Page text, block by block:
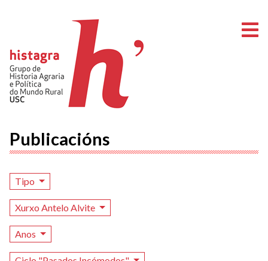
Publicacións
Tipo
Xurxo Antelo Alvite
Anos